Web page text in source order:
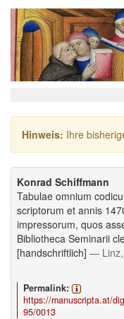
Hinweis: Ihre
Konrad Schiffmann
Tabulae omnium
scriptorum et annis
impressorum, quos
Bibliotheca Seminarii
[handschriftlich] — Linz,
Permalink:
https://manuscripta.at/
95/0013